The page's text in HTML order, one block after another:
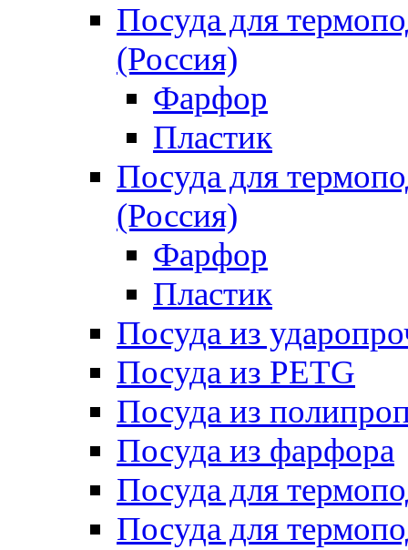
Посуда для
(Россия)
Фарфор
Пластик
Посуда для
(Россия)
Фарфор
Пластик
Посуда из
Посуда из PETG
Посуда из
Посуда из фарфора
Посуда для
Посуда для